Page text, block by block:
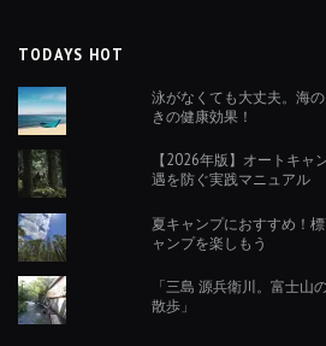
TODAYS HOT
泳がなくても大丈夫。海
きの健康効果！
【2026年版】オートキャ
遇を防ぐ実践マニュアル
夏キャンプにおすすめ！
ャンプを楽しもう
「三島 源兵衛川。富士山
散歩」